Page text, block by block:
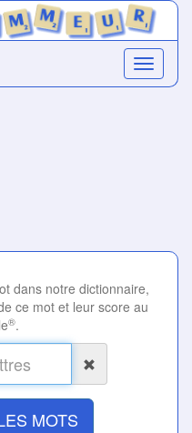
dans notre dictionnaire,
ce mot et leur score au
®.
MOTS